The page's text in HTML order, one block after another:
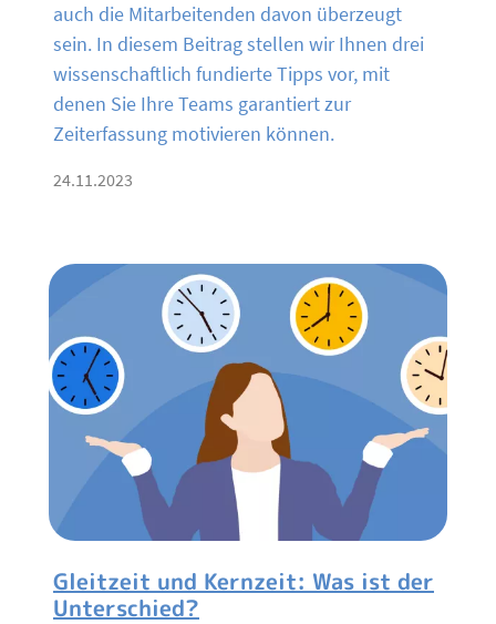
auch die Mitarbeitenden davon überzeugt
sein. In diesem Beitrag stellen wir Ihnen drei
wissenschaftlich fundierte Tipps vor, mit
denen Sie Ihre Teams garantiert zur
Zeiterfassung motivieren können.
24.11.2023
Gleitzeit und Kernzeit: Was ist der
Unterschied?